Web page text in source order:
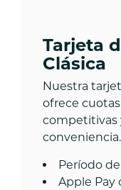
Tarjeta
Clásica
Nuestra
ofrece
competitivas
conveniencia.
Período
Apple Pay